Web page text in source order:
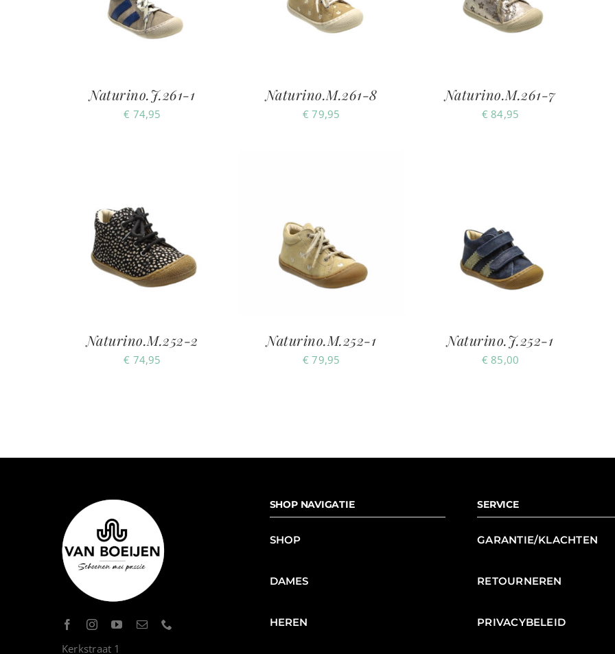
Naturino.J.261-1
€ 74,95
Naturino.M.261-8
€ 79,95
Naturino.M.261-7
€ 84,95
Naturino.M.252-2
€ 74,95
Naturino.M.252-1
€ 79,95
Naturino.J.252-1
€ 85,00
Kerkstraat 1
SHOP NAVIGATIE
SHOP
DAMES
HEREN
SERVICE
GARANTIE/KLACHTEN
RETOURNEREN
PRIVACYBELEID